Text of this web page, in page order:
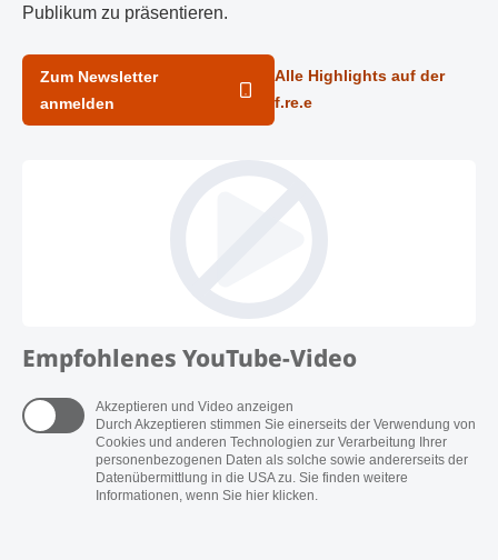
Publikum zu präsentieren.
Zum Newsletter
anmelden
Alle Highlights auf der
f.re.e
Empfohlenes YouTube-Video
Akzeptieren und Video anzeigen
Durch Akzeptieren stimmen Sie einerseits der Verwendung von
Cookies und anderen Technologien zur Verarbeitung Ihrer
personenbezogenen Daten als solche sowie andererseits der
Datenübermittlung in die USA zu. Sie finden weitere
Informationen, wenn Sie hier klicken.